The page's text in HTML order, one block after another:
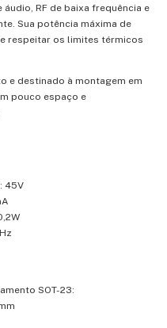
RF de baixa frequência e
Sua potência máxima de
respeitar os limites térmicos
e destinado à montagem em
pouco espaço e
45V
SOT-23: